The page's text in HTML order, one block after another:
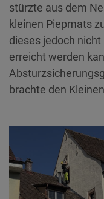
stürzte aus dem
kleinen Piepmats
dieses jedoch
erreicht werden
brachte den